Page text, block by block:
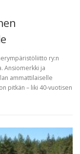
ry:n
Ansiomerkki ja
ammattilaiselle
pitkän – liki 40-vuotisen